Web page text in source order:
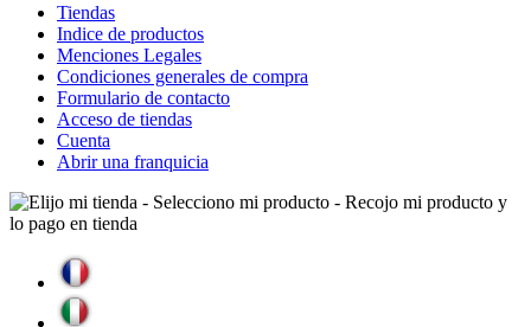
Tiendas
Indice de productos
Menciones Legales
Condiciones generales de compra
Formulario de contacto
Acceso de tiendas
Cuenta
Abrir una franquicia